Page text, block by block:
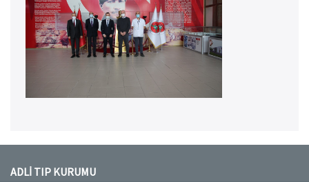
ADLİ TIP KURUMU